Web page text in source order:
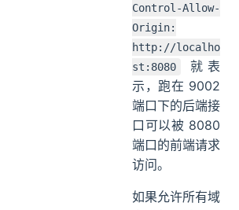
Control-Allow-
Origin:
http://localho
st:8080
就表
示，跑在 9002
端口下的后端接
口可以被 8080
端口的前端请求
访问。
如果允许所有域